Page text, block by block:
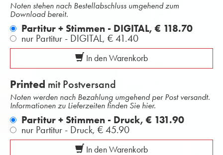
Noten stehen nach Bestellabschluss umgehend zum
Download bereit.
Partitur + Stimmen - DIGITAL,€ 118.70
nur Partitur - DIGITAL, € 41.40
In den Warenkorb
Printed mit Postversand
Noten werden nach Bezahlung umgehend per Post versandt.
Informationen zu Lieferzeiten finden Sie hier.
Partitur + Stimmen - Druck,€ 131.90
nur Partitur - Druck, € 45.90
In den Warenkorb